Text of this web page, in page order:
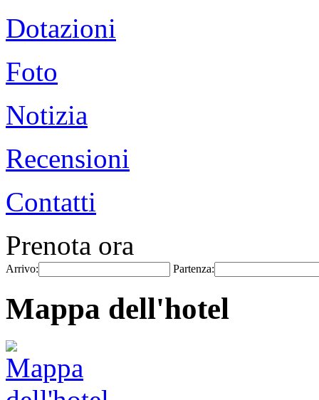
Dotazioni
Foto
Notizia
Recensioni
Contatti
Prenota ora
Arrivo: Partenza:
Mappa dell'hotel